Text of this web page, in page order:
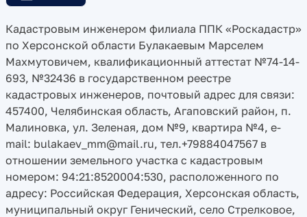
Кадастровым инженером филиала ППК «Роскадастр»
по Херсонской области Булакаевым Марселем
Махмутовичем, квалификационный аттестат №74-14-
693, №32436 в государственном реестре
кадастровых инженеров, почтовый адрес для связи:
457400, Челябинская область, Агаповский район, п.
Малиновка, ул. Зеленая, дом №9, квартира №4, e-
mail: bulakaev_mm@mail.ru, тел.+79884047567 в
отношении земельного участка с кадастровым
номером: 94:21:8520004:530, расположенного по
адресу: Российская Федерация, Херсонская область,
муниципальный округ Генический, село Стрелковое,